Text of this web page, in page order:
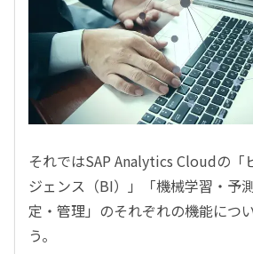
それではSAP Analytics Cloudの「
ジェンス（BI）」「機械学習・予
定・管理」のそれぞれの機能につ
う。